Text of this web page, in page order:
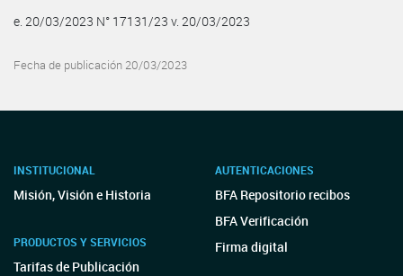
e. 20/03/2023 N° 17131/23 v. 20/03/2023
Fecha de publicación 20/03/2023
INSTITUCIONAL
Misión, Visión e Historia
PRODUCTOS Y SERVICIOS
Tarifas de Publicación
AUTENTICACIONES
BFA Repositorio recibos
BFA Verificación
Firma digital